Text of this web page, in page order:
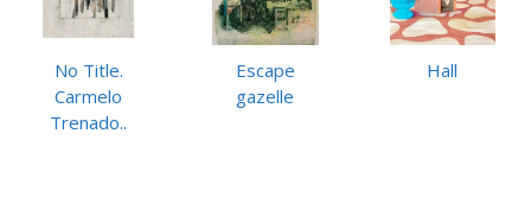
No Title.
Carmelo
Trenado..
Escape
gazelle
Hall